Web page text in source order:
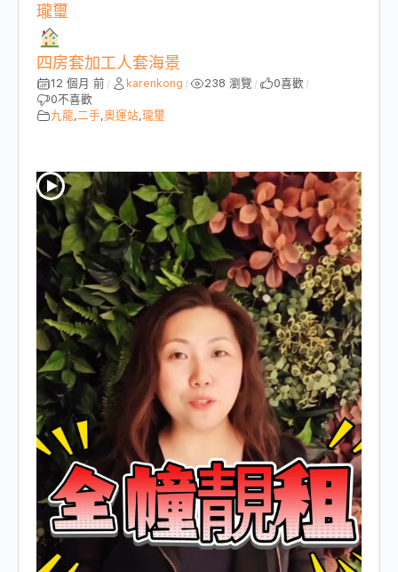
瓏璽
四房套加工人套海景
12 個月 前 / karenkong / 238 瀏覽 / 0喜歡 /
0不喜歡
九龍,二手,奧運站,瓏璽